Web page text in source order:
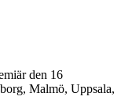
den 16
Malmö, Uppsala,